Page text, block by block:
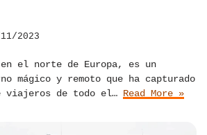
2023
el norte de Europa, es un
mágico y remoto que ha capturado
viajeros de todo el… Read More »